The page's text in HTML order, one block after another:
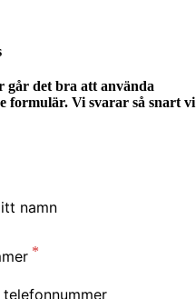
går det bra att använda
formulär. Vi svarar så snart vi